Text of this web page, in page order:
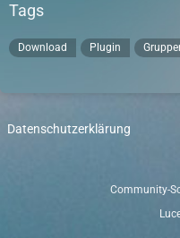
Tags
Download Plugin
Datenschutzerklärung
Community-